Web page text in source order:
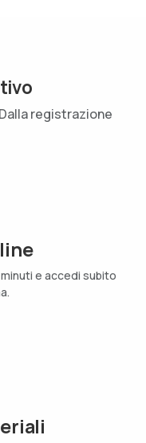
registrazione
e accedi subito